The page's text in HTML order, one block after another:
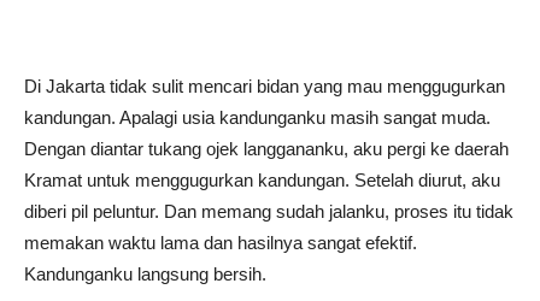
Di Jakarta tidak sulit mencari bidan yang mau menggugurkan
kandungan. Apalagi usia kandunganku masih sangat muda.
Dengan diantar tukang ojek langgananku, aku pergi ke daerah
Kramat untuk menggugurkan kandungan. Setelah diurut, aku
diberi pil peluntur. Dan memang sudah jalanku, proses itu tidak
memakan waktu lama dan hasilnya sangat efektif.
Kandunganku langsung bersih.